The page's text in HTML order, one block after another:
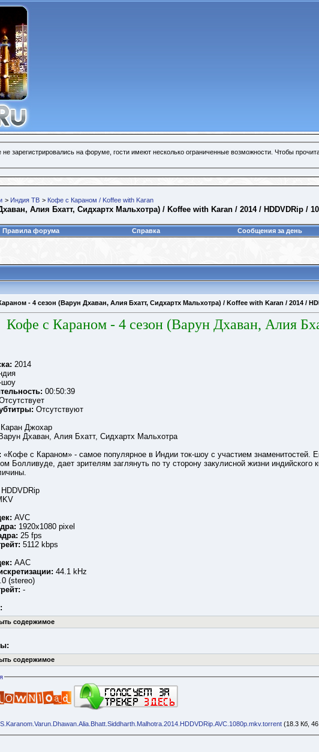
зарегистрировались на форуме, гости имеют несколько ограниченные возможности. Чтобы
> Индия ТВ > Кофе с Караном / Koffee with Karan
Алия Бхатт, Сидхартх Мальхотра) / Koffee with Karan / 2014 / HDDVDRip /
Правила форума Справка Сообщения за день
- 4 сезон (Варун Дхаван, Алия Бхатт, Сидхартх Мальхотра) / Koffee with Karan / 2014 /
Кофе с Караном - 4 сезон (Варун Дхаван, Алия
2014
шоу
00:50:39
Отсутствуют
Каран Джохар
Варун Дхаван, Алия Бхатт, Сидхартх Мальхотра
«Кофе с Караном» - самое популярное в Индии ток-шоу с участием
Болливуде, дает зрителям заглянуть по ту сторону закулисной жизни
HDDVDRip
AVC
1920x1080 pixel
25 fps
5112 kbps
AAC
44.1 kHz
(stereo)
-
содержимое
содержимое
(18.3 Кб,